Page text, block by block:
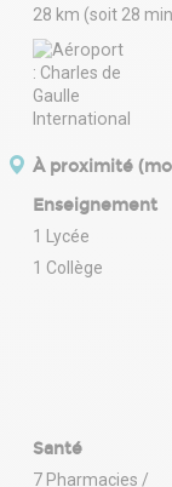
28 km (soit 28
À proximité
Enseignement
1 Lycée
1 Collège
Santé
7 Pharmacies /